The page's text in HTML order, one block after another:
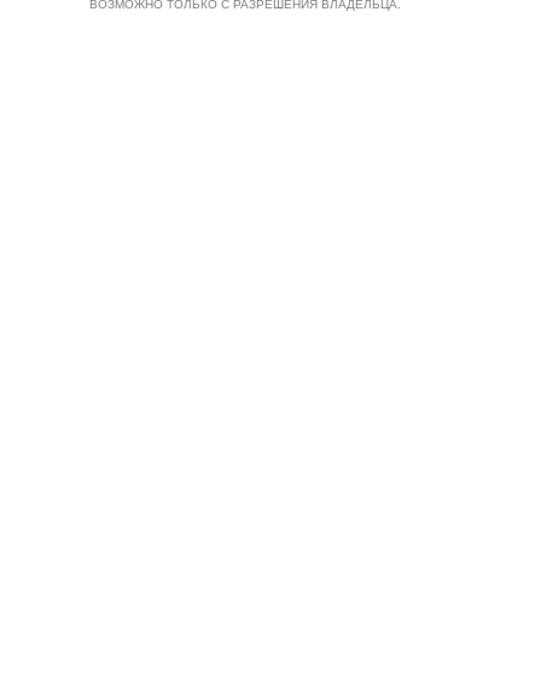
ВОЗМОЖНО ТОЛЬКО С РАЗРЕШЕНИЯ ВЛАДЕЛЬЦА.